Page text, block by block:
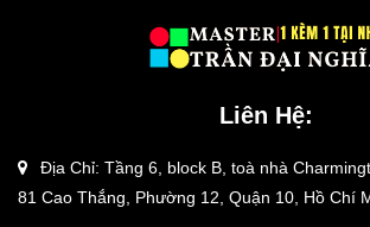
Liên Hệ:
Địa Chỉ: Tầng 6, block B, toà nhà
81 Cao Thắng, Phường 12, Quận 10, Hồ Chí